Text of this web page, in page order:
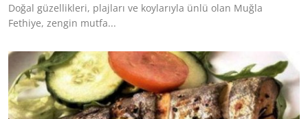
Doğal güzellikleri, plajları ve koylarıyla ünlü olan Muğla
Fethiye, zengin mutfa...